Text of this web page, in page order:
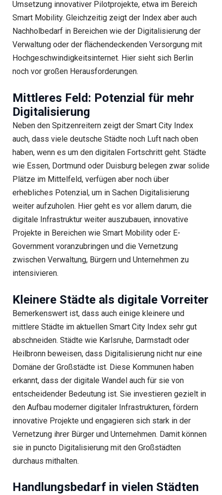
Umsetzung innovativer Pilotprojekte, etwa im Bereich
Smart Mobility. Gleichzeitig zeigt der Index aber auch
Nachholbedarf in Bereichen wie der Digitalisierung der
Verwaltung oder der flächendeckenden Versorgung mit
Hochgeschwindigkeitsinternet. Hier sieht sich Berlin
noch vor großen Herausforderungen.
Mittleres Feld: Potenzial für mehr
Digitalisierung
Neben den Spitzenreitern zeigt der Smart City Index
auch, dass viele deutsche Städte noch Luft nach oben
haben, wenn es um den digitalen Fortschritt geht. Städte
wie Essen, Dortmund oder Duisburg belegen zwar solide
Plätze im Mittelfeld, verfügen aber noch über
erhebliches Potenzial, um in Sachen Digitalisierung
weiter aufzuholen. Hier geht es vor allem darum, die
digitale Infrastruktur weiter auszubauen, innovative
Projekte in Bereichen wie Smart Mobility oder E-
Government voranzubringen und die Vernetzung
zwischen Verwaltung, Bürgern und Unternehmen zu
intensivieren.
Kleinere Städte als digitale Vorreiter
Bemerkenswert ist, dass auch einige kleinere und
mittlere Städte im aktuellen Smart City Index sehr gut
abschneiden. Städte wie Karlsruhe, Darmstadt oder
Heilbronn beweisen, dass Digitalisierung nicht nur eine
Domäne der Großstädte ist. Diese Kommunen haben
erkannt, dass der digitale Wandel auch für sie von
entscheidender Bedeutung ist. Sie investieren gezielt in
den Aufbau moderner digitaler Infrastrukturen, fördern
innovative Projekte und engagieren sich stark in der
Vernetzung ihrer Bürger und Unternehmen. Damit können
sie in puncto Digitalisierung mit den Großstädten
durchaus mithalten.
Handlungsbedarf in vielen Städten